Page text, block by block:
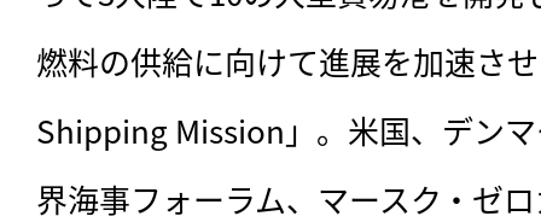
燃料の供給に向けて進展を加速さ
Shipping Mission」。米国、デン
界海事フォーラム、マースク・ゼ